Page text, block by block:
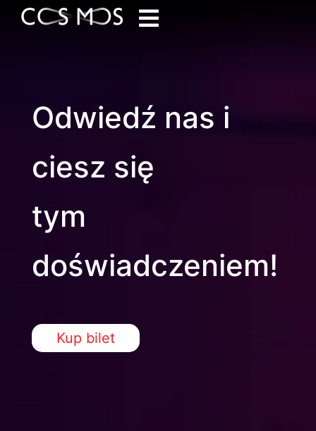
Odwiedź nas i
ciesz się
tym
doświadczeniem!
Kup bilet